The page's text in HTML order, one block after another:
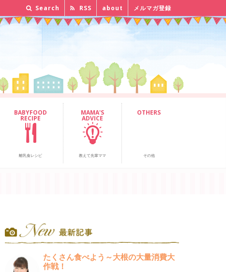
Search RSS about メルマガ登録
BABYFOOD
RECIPE
離乳食レシピ
MAMA'S
ADVICE
教えて先輩ママ
OTHERS
その他
たくさん食べよう～大根の大量消費大
作戦！